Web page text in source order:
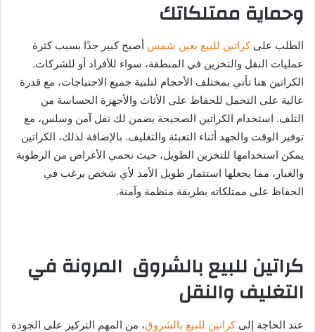
وحماية ممتلكاتك
الطلب علىكراتين للبيع بعين شمس أصبح كبير جدًا بسبب كثرة
عمليات النقل والتخزين في المنطقة، سواء للأفراد أو للشركات.
الكراتين هنا تأتي بمختلف الأحجام لتلبية جميع الاحتياجات، مع قدرة
عالية على التحمل للحفاظ على الأثاث والأجهزة الحساسة من
التلف. استخدام الكراتين الصحيحة يضمن لك نقل آمن وسلس، مع
توفير الوقت والجهد أثناء التعبئة والتغليف. بالإضافة لذلك، الكراتين
يمكن استخدامها للتخزين الطويل، حيث تحمي الأغراض من الرطوبة
والغبار، مما يجعلها استثمار طويل الأمد لأي شخص يرغب في
الحفاظ على ممتلكاته بطريقة منظمة وآمنة.
كراتين للبيع بالشروق المرونة في
التغليف والنقل
عند الحاجة إلىكراتين للبيع بالشروق، من المهم التركيز على الجودة